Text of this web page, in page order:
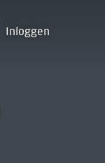
Inloggen